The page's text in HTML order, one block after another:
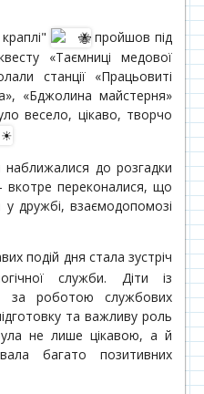
пройшов під
«Таємниці медової
станції «Працьовиті
«Бджолина майстерня»
весело, цікаво, творчо
до розгадки
вкотре переконалися, що
у дружбі, взаємодопомозі
подій дня стала зустріч
служби. Діти із
за роботою службових
та важливу роль
не лише цікавою, а й
багато позитивних